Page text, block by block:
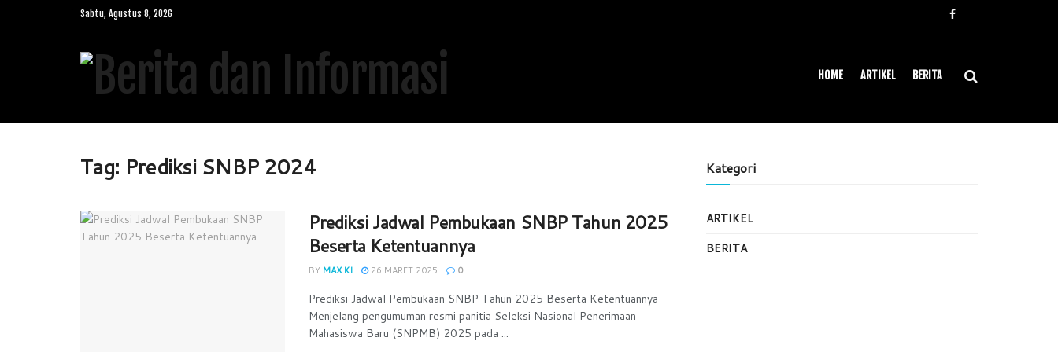
Sabtu, Agustus 8, 2026
HOME ARTIKEL BERITA
Tag: Prediksi SNBP 2024
Prediksi Jadwal Pembukaan SNBP Tahun 2025
Beserta Ketentuannya
BY MAX KI 26 MARET 2025 0
Prediksi Jadwal Pembukaan SNBP Tahun 2025 Beserta Ketentuannya
Menjelang pengumuman resmi panitia Seleksi Nasional Penerimaan
Mahasiswa Baru (SNPMB) 2025 pada ...
Kategori
ARTIKEL
BERITA